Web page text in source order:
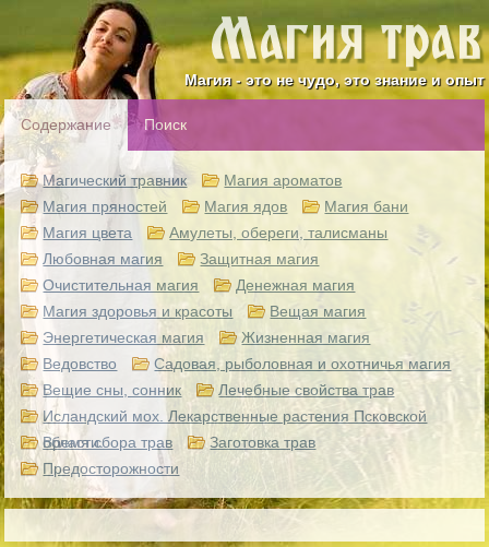
Магия - это не чудо, это знание и опыт
Содержание Поиск
Магический травник
Магия ароматов
Магия пряностей
Магия ядов
Магия бани
Магия цвета
Амулеты, обереги, талисманы
Любовная магия
Защитная магия
Очистительная магия
Денежная магия
Магия здоровья и красоты
Вещая магия
Энергетическая магия
Жизненная магия
Ведовство
Садовая, рыболовная и охотничья магия
Вещие сны, сонник
Лечебные свойства трав
Исландский мох. Лекарственные растения Псковской
области.
Время сбора трав
Заготовка трав
Предосторожности